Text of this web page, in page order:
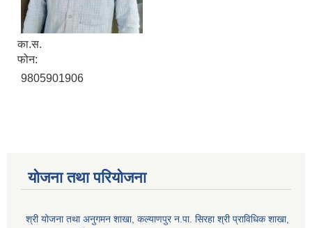
का‍.स.
फोन:
9805901906
योजना तथा परियोजना
श्री योजना तथा अनुगमन शाखा, कल्याणपुर न.पा. सिरहा श्री प्राविधिक शाखा,